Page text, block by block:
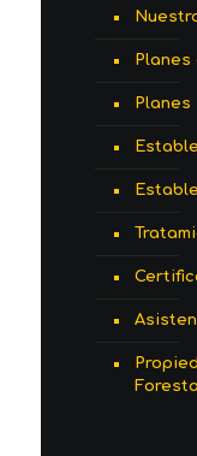
Planes